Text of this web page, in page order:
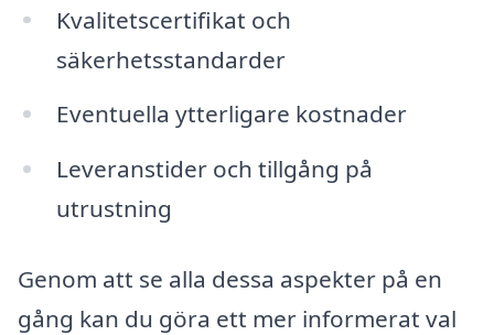
Kvalitetscertifikat och
säkerhetsstandarder
Eventuella ytterligare kostnader
Leveranstider och tillgång på
utrustning
Genom att se alla dessa aspekter på en
gång kan du göra ett mer informerat val